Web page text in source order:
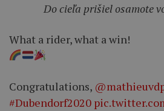
Do cieľa prišiel osamote
What a rider, what a win!
Congratulations,
#Dubendorf2020